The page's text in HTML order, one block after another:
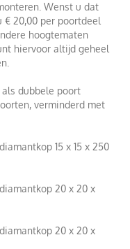
Wenst u dat
20,00 per poortdeel
hoogtematen
hiervoor altijd geheel
dubbele poort
verminderd met
15 x 15 x 250
20 x 20 x
20 x 20 x